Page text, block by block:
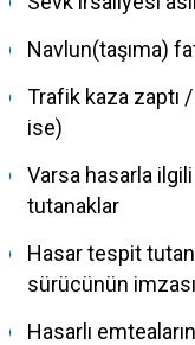
Navlun(taşıma)
Trafik kaza zaptı
ise)
Varsa hasarla
tutanaklar
Hasar tespit
sürücünün
Hasarlı